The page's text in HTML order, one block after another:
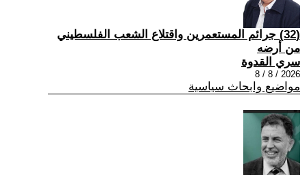
(32) جرائم المستعمرين واقتلاع الشعب الفلسطيني
من أرضه
سري القدوة
2026 / 8 / 8
مواضيع وابحاث سياسية